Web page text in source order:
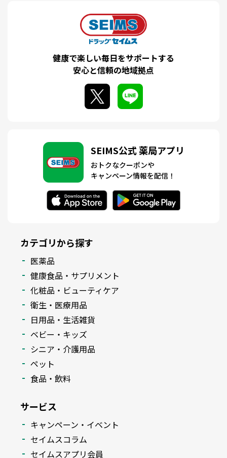
健康で楽しい毎日をサポートする
安心と信頼の地域拠点
SEIMS公式 薬局アプリ
おトクなクーポンや
キャンペーン情報を配信！
カテゴリから探す
医薬品
健康食品・サプリメント
化粧品・ビューティケア
衛生・医療用品
日用品・生活雑貨
ベビー・キッズ
シニア・介護用品
ペット
食品・飲料
サービス
キャンペーン・イベント
セイムスコラム
セイムスアプリ会員